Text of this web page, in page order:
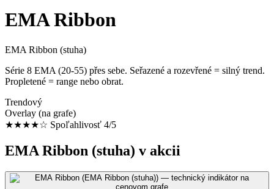
EMA Ribbon
EMA Ribbon (stuha)
Série 8 EMA (20-55) přes sebe. Seřazené a rozevřené = silný trend.
Propletené = range nebo obrat.
Trendový
Overlay (na grafe)
★★★★☆ Spoľahlivosť 4/5
EMA Ribbon (stuha) v akcii